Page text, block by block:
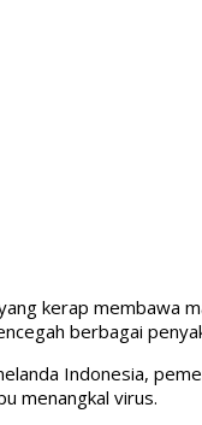
kerap membawa
berbagai
Indonesia,
menangkal virus.